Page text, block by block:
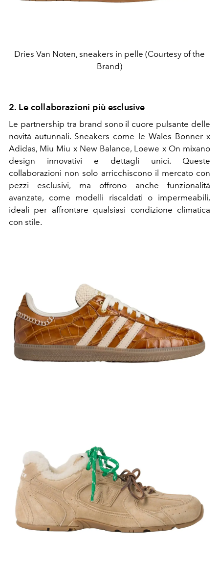
Dries Van Noten, sneakers in pelle (Courtesy of the
Brand)
2. Le collaborazioni più esclusive
Le partnership tra brand sono il cuore pulsante delle
novità autunnali. Sneakers come le Wales Bonner x
Adidas, Miu Miu x New Balance, Loewe x On mixano
design innovativi e dettagli unici. Queste
collaborazioni non solo arricchiscono il mercato con
pezzi esclusivi, ma offrono anche funzionalità
avanzate, come modelli riscaldati o impermeabili,
ideali per affrontare qualsiasi condizione climatica
con stile.